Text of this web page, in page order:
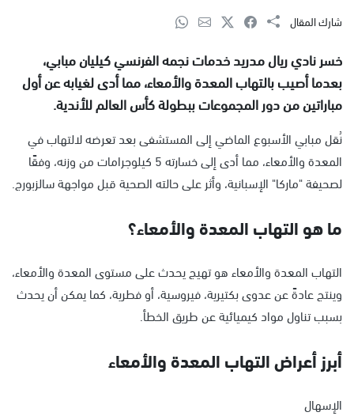
شارك المقال
خسر نادي ريال مدريد خدمات نجمه الفرنسي كيليان مبابي،
بعدما أصيب بالتهاب المعدة والأمعاء، مما أدى لغيابه عن أول
مباراتين من دور المجموعات ببطولة كأس العالم للأندية.
نُقل مبابي الأسبوع الماضي إلى المستشفى بعد تعرضه لالتهاب في
المعدة والأمعاء، مما أدى إلى خسارته 5 كيلوجرامات من وزنه، وفقًا
لصحيفة "ماركا" الإسبانية، وأثر على حالته الصحية قبل مواجهة سالزبورج.
ما هو التهاب المعدة والأمعاء؟
التهاب المعدة والأمعاء هو تهيج يحدث على مستوى المعدة والأمعاء،
وينتج عادةً عن عدوى بكتيرية، فيروسية، أو فطرية، كما يمكن أن يحدث
بسبب تناول مواد كيميائية عن طريق الخطأ.
أبرز أعراض التهاب المعدة والأمعاء
الإسهال